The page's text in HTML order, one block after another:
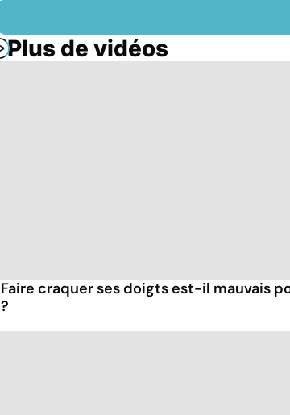
Plus de vidéos
Faire craquer ses doigts est-il mauvais
?